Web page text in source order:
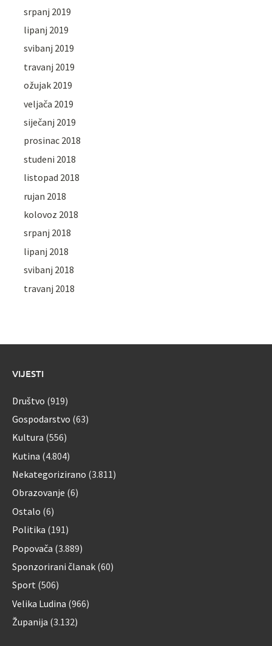
srpanj 2019
lipanj 2019
svibanj 2019
travanj 2019
ožujak 2019
veljača 2019
siječanj 2019
prosinac 2018
studeni 2018
listopad 2018
rujan 2018
kolovoz 2018
srpanj 2018
lipanj 2018
svibanj 2018
travanj 2018
VIJESTI
Društvo (919)
Gospodarstvo (63)
Kultura (556)
Kutina (4.804)
Nekategorizirano (3.811)
Obrazovanje (6)
Ostalo (6)
Politika (191)
Popovača (3.889)
Sponzorirani članak (60)
Sport (506)
Velika Ludina (966)
Županija (3.132)